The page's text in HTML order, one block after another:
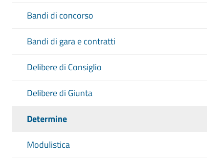
Bandi di concorso
Bandi di gara e contratti
Delibere di Consiglio
Delibere di Giunta
Determine
Modulistica